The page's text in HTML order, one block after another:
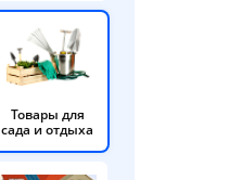
Товары для
сада и отдыха